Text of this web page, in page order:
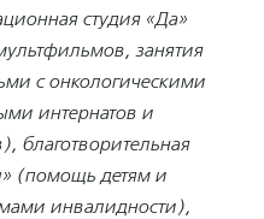
студия «Да»
занятия
с онкологическими
интернатов и
благотворительная
(помощь детям и
инвалидности),